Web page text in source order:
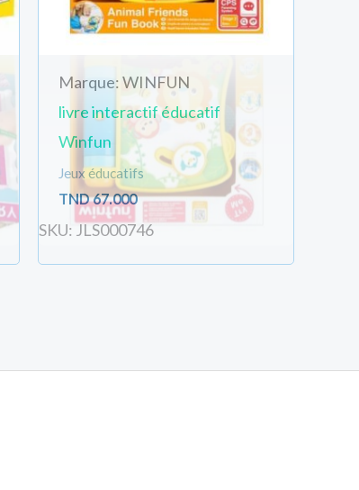
Marque: WINFUN
livre interactif éducatif
Winfun
Jeux éducatifs
TND67.000
SKU: JLS000746